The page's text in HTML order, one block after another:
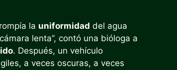
la uniformidad del agua
lenta”, contó una bióloga a
. Después, un vehículo
a veces oscuras, a veces